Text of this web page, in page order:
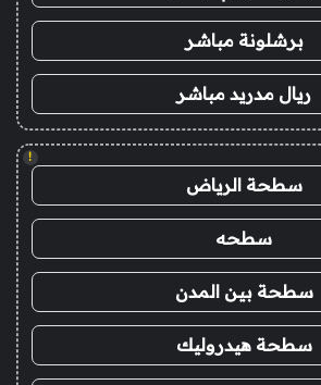
برشلونة مباشر
ريال مدريد مباشر
!
سطحة الرياض
سطحه
سطحة بين المدن
سطحة هيدروليك